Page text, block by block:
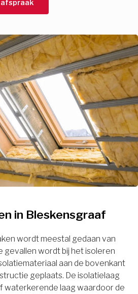
in Bleskensgraaf
wordt meestal gedaan van
gevallen wordt bij het isoleren
aan de bovenkant
geplaats. De isolatielaag
waterkerende laag waardoor de